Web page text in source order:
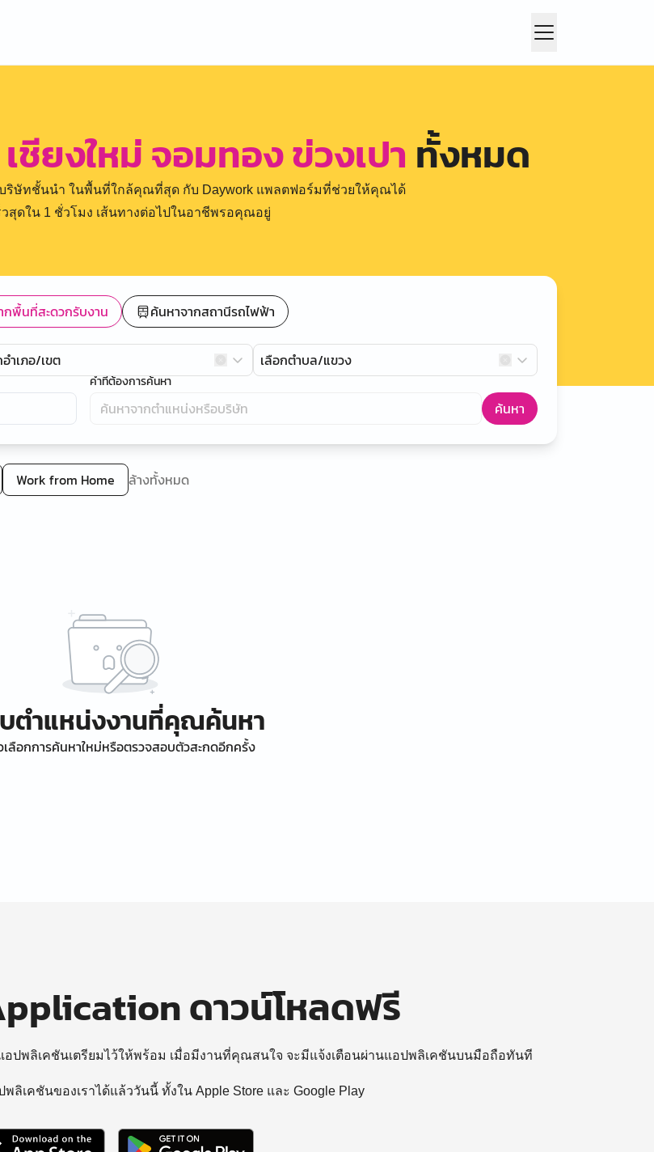
เชียงใหม่ จอมทอง ข่วงเปา ทั้งหมด
ริษัทชั้นนำ ในพื้นที่ใกล้คุณที่สุด กับ Daywork แพลตฟอร์มที่ช่วยให้คุณได้
วสุดใน 1 ชั่วโมง เส้นทางต่อไปในอาชีพรอคุณอยู่
กพื้นที่สะดวกรับงาน ค้นหาจากสถานีรถไฟฟ้า
ำเภอ/เขต เลือกตำบล/แขวง
คำที่ต้องการค้นหา
ค้นหา
Work from Home ล้างทั้งหมด
ตำแหน่งงานที่คุณค้นหา
ลือกการค้นหาใหม่หรือตรวจสอบตัวสะกดอีกครั้ง
ดาวน์โหลดฟรี
ปพลิเคชันเตรียมไว้ให้พร้อม เมื่อมีงานที่คุณสนใจ จะมีแจ้งเตือนผ่านแอปพลิเคชันบนมือถือทันที
พลิเคชันของเราได้แล้ววันนี้ ทั้งใน Apple Store และ Google Play